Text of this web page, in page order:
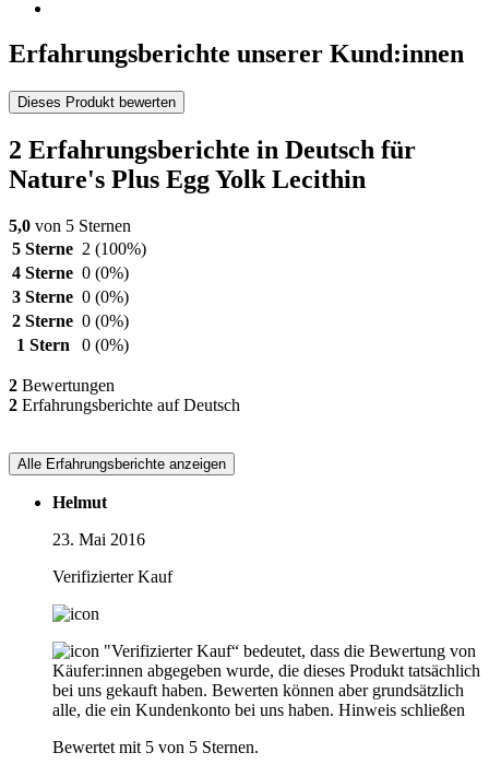
Erfahrungsberichte unserer Kund:innen
Dieses Produkt bewerten
2 Erfahrungsberichte in Deutsch für
Nature's Plus Egg Yolk Lecithin
5,0 von 5 Sternen
5 Sterne 2 (100%)
4 Sterne 0 (0%)
3 Sterne 0 (0%)
2 Sterne 0 (0%)
1 Stern
0 (0%)
2 Bewertungen
2 Erfahrungsberichte auf Deutsch
Alle Erfahrungsberichte anzeigen
Helmut
23. Mai 2016
Verifizierter Kauf
"Verifizierter Kauf“ bedeutet, dass die Bewertung von
Käufer:innen abgegeben wurde, die dieses Produkt tatsächlich
bei uns gekauft haben. Bewerten können aber grundsätzlich
alle, die ein Kundenkonto bei uns haben. Hinweis schließen
Bewertet mit 5 von 5 Sternen.